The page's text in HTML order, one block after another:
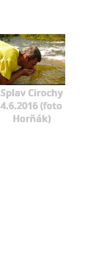
Splav Cirochy
4.6.2016 (foto
Horňák)